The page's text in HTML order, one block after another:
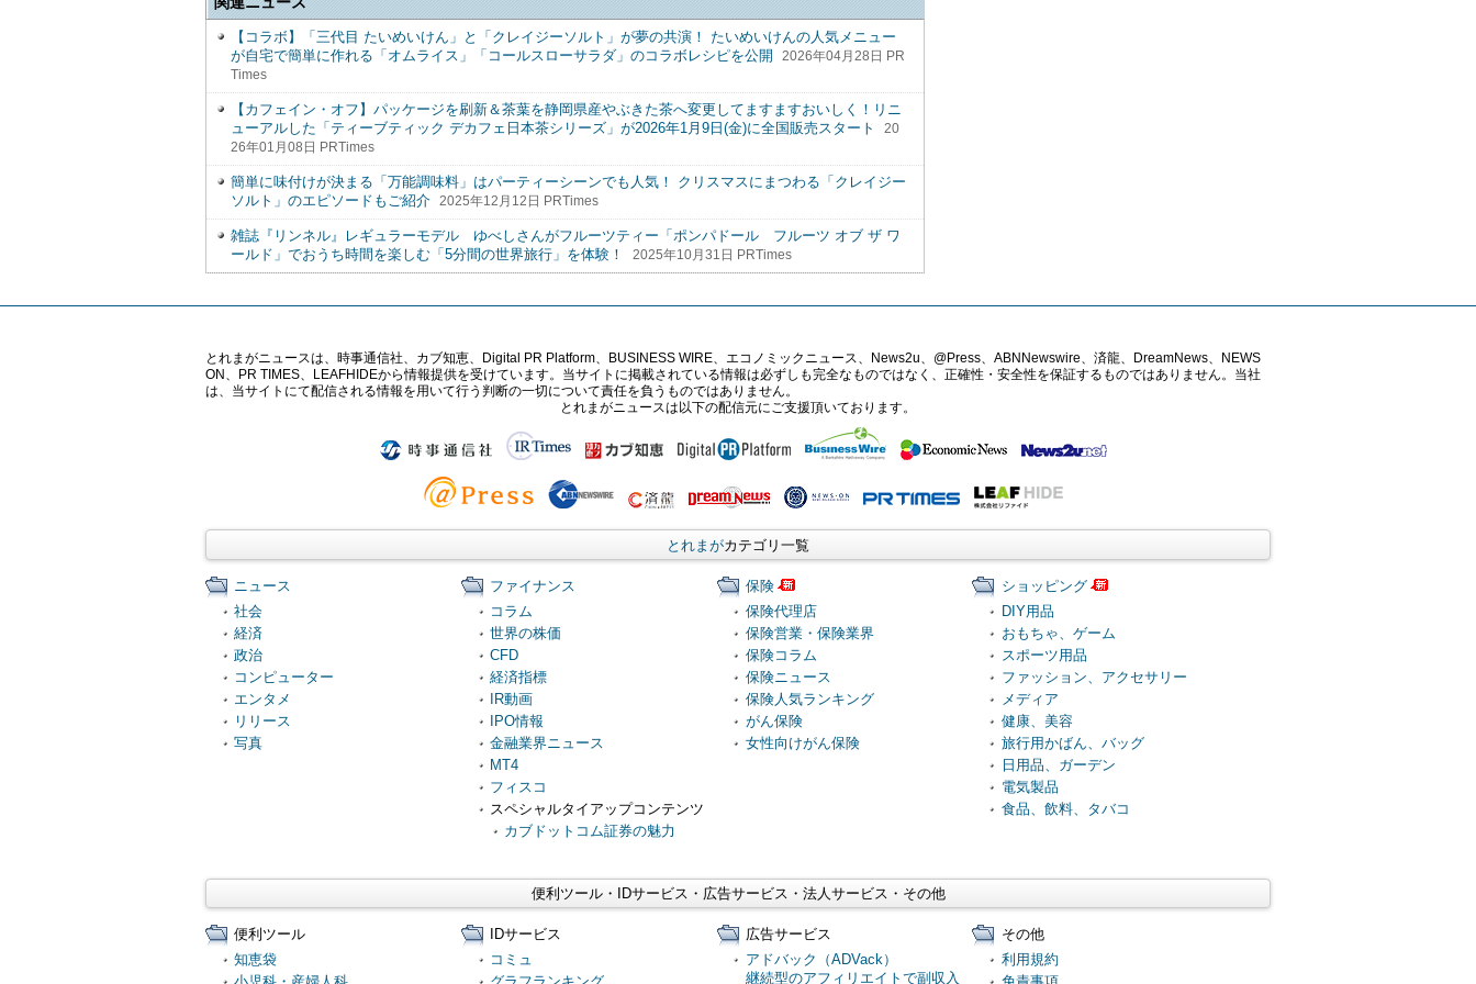
【コラボ】「三代目 たいめいけん」と「クレイジーソルト」が夢の共演！ たいめいけんの人気メニュー
が自宅で簡単に作れる「オムライス」「コールスローサラダ」のコラボレシピを公開
2026年04月28日 PR
Times
【カフェイン・オフ】パッケージを刷新＆茶葉を静岡県産やぶきた茶へ変更してますますおいしく！リニ
ューアルした「ティーブティック デカフェ日本茶シリーズ」が2026年1月9日(金)に全国販売スタート
20
26年01月08日 PRTimes
簡単に味付けが決まる「万能調味料」はパーティーシーンでも人気！ クリスマスにまつわる「クレイジー
ソルト」のエピソードもご紹介
2025年12月12日 PRTimes
雑誌『リンネル』レギュラーモデル ゆべしさんがフルーツティー「ポンパドール フルーツ オブ ザ ワ
ールド」でおうち時間を楽しむ「5分間の世界旅行」を体験！
2025年10月31日 PRTimes
とれまがニュースは、時事通信社、カブ知恵、Digital PR Platform、BUSINESS WIRE、エコノミックニュース、News2u、@Press、ABNNewswire、済龍、DreamNews、NEWS
ON、PR TIMES、LEAFHIDEから情報提供を受けています。当サイトに掲載されている情報は必ずしも完全なものではなく、正確性・安全性を保証するものではありません。当社
は、当サイトにて配信される情報を用いて行う判断の一切について責任を負うものではありません。
とれまがニュースは以下の配信元にご支援頂いております。
とれまがカテゴリ一覧
ニュース
社会
経済
政治
コンピューター
エンタメ
リリース
写真
ファイナンス
コラム
世界の株価
CFD
経済指標
IR動画
IPO情報
金融業界ニュース
MT4
フィスコ
スペシャルタイアップコンテンツ
カブドットコム証券の魅力
保険
保険代理店
保険営業・保険業界
保険コラム
保険ニュース
保険人気ランキング
がん保険
女性向けがん保険
ショッピング
DIY用品
おもちゃ、ゲーム
スポーツ用品
ファッション、アクセサリー
メディア
健康、美容
旅行用かばん、バッグ
日用品、ガーデン
電気製品
食品、飲料、タバコ
便利ツール・IDサービス・広告サービス・法人サービス・その他
便利ツール
知恵袋
IDサービス
コミュ
広告サービス
アドバック（ADVack）
継続型のアフィリエイトで副収入
その他
利用規約